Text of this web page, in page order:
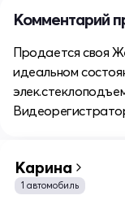
Комментарий
Продается своя
идеальном
Карина
1 автомобиль